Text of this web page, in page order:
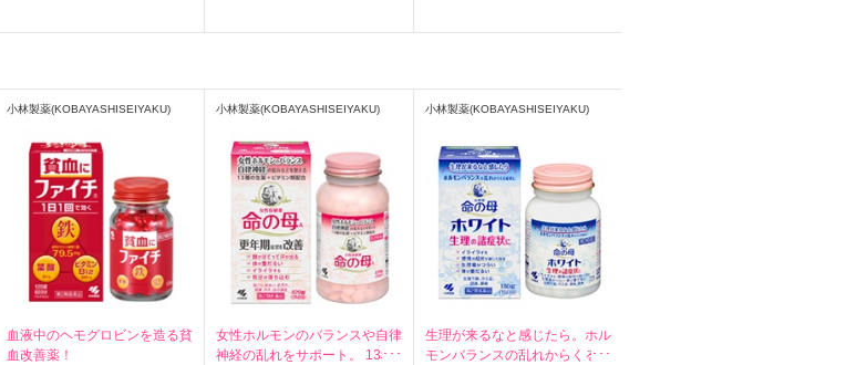
小林製薬(KOBAYASHISEIYAKU)
血液中のヘモグロビンを造る貧
血改善薬！
小林製薬(KOBAYASHISEIYAKU)
女性ホルモンのバランスや自律
神経の乱れをサポート。 13種
小林製薬(KOBAYASHISEIYAKU)
生理が来るなと感じたら。ホル
モンバランスの乱れからくる症